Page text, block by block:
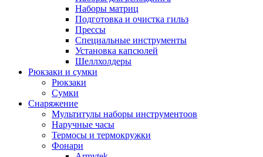
Наборы матриц
Подготовка и очистка гильз
Прессы
Специальные инструменты
Установка капсюлей
Шеллхолдеры
Рюкзаки и сумки
Рюкзаки
Сумки
Снаряжение
Мультитулы наборы инструментоов
Наручные часы
Термосы и термокружки
Фонари